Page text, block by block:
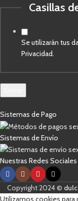
Casillas
Se utilizarán tus
Privacidad.
Sistemas de Pago
Sistemas de Envío
Nuestras Redes Sociales
Copyright 2024 ©
Utilizamos cookies para